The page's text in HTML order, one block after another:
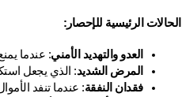
الحالات الرئيسية للإحصار:
العدو والتهديد الأمني: عندما
المرض الشديد: الذي يجعل
فقدان النفقة: عندما تنفد